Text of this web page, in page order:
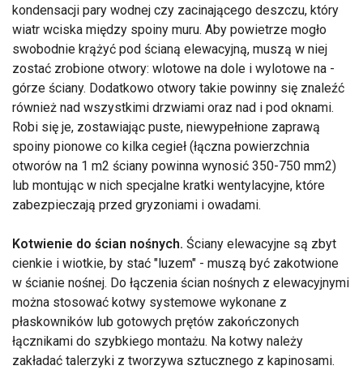
kondensacji pary wodnej czy zacinającego deszczu, który
wiatr wciska między spoiny muru. Aby powietrze mogło
swobodnie krążyć pod ścianą elewacyjną, muszą w niej
zostać zrobione otwory: wlotowe na dole i wylotowe na -
górze ściany. Dodatkowo otwory takie powinny się znaleźć
również nad wszystkimi drzwiami oraz nad i pod oknami.
Robi się je, zostawiając puste, niewypełnione zaprawą
spoiny pionowe co kilka cegieł (łączna powierzchnia
otworów na 1 m2 ściany powinna wynosić 350-750 mm2)
lub montując w nich specjalne kratki wentylacyjne, które
zabezpieczają przed gryzoniami i owadami.
Kotwienie do ścian nośnych. Ściany elewacyjne są zbyt
cienkie i wiotkie, by stać "luzem" - muszą być zakotwione
w ścianie nośnej. Do łączenia ścian nośnych z elewacyjnymi
można stosować kotwy systemowe wykonane z
płaskowników lub gotowych prętów zakończonych
łącznikami do szybkiego montażu. Na kotwy należy
zakładać talerzyki z tworzywa sztucznego z kapinosami.